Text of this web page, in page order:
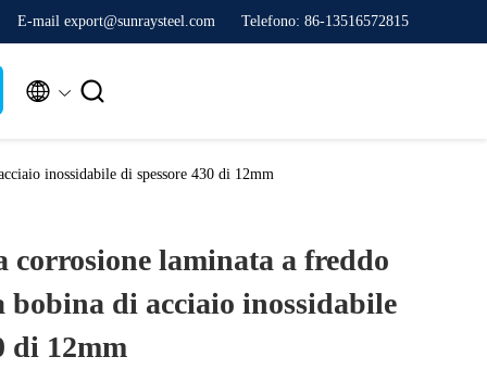
E-mail export@sunraysteel.com Telefono: 86-13516572815
 
inossidabile di spessore 430 di 12mm
corrosione laminata a freddo
bobina di acciaio inossidabile
di 12mm